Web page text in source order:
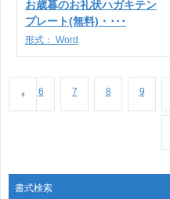
お歳暮のお礼状ハガキテン
プレート(無料)・･･･
形式： Word
6 7 8 9
書式検索